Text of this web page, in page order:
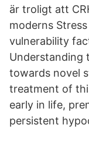
är troligt att
moderns
vulnerability
Understanding
towards novel
treatment of
early in life,
persistent